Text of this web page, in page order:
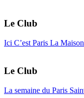
Le Club
Ici C’est Paris La
Le Club
La semaine du Paris